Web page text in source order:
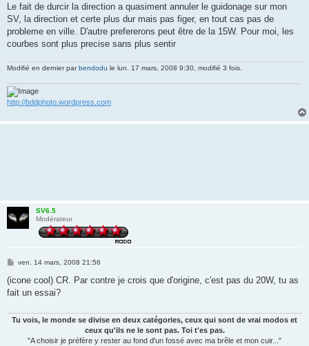
Le fait de durcir la direction a quasiment annuler le guidonage sur mon
SV, la direction et certe plus dur mais pas figer, en tout cas pas de
probleme en ville. D'autre prefererons peut être de la 15W. Pour moi, les
courbes sont plus precise sans plus sentir
Modifié en dernier parbendodu le lun. 17 mars, 2008 9:30, modifié 3 fois.
http://bddphoto.wordpress.com
SV6.5
Modérateur
M
s
a
ven. 14 mars, 2008 21:56
(icone cool) CR. Par contre je crois que d'origine, c'est pas du 20W, tu as
fait un essai?
Tu vois, le monde se divise en deux catégories, ceux qui sont de vrai modos et
ceux qu'ils ne le sont pas. Toi t'es pas.
"A choisir je préfère y rester au fond d'un fossé avec ma brêle et mon cuir..."